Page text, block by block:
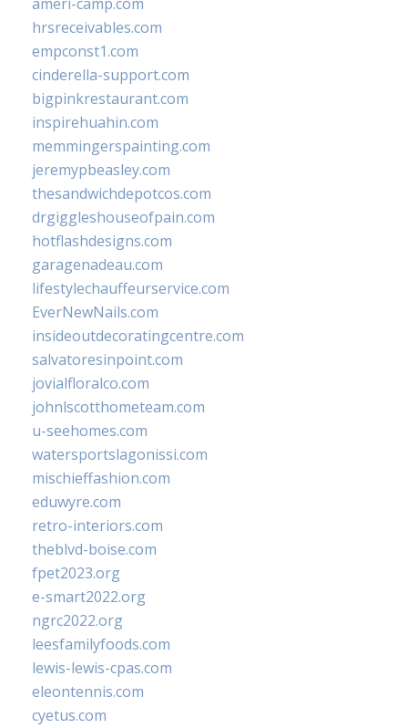
hrsreceivables.com
empconst1.com
cinderella-support.com
bigpinkrestaurant.com
inspirehuahin.com
memmingerspainting.com
jeremypbeasley.com
thesandwichdepotcos.com
drgiggleshouseofpain.com
hotflashdesigns.com
garagenadeau.com
lifestylechauffeurservice.com
EverNewNails.com
insideoutdecoratingcentre.com
salvatoresinpoint.com
jovialfloralco.com
johnlscotthometeam.com
u-seehomes.com
watersportslagonissi.com
mischieffashion.com
eduwyre.com
retro-interiors.com
theblvd-boise.com
fpet2023.org
e-smart2022.org
ngrc2022.org
leesfamilyfoods.com
lewis-lewis-cpas.com
eleontennis.com
cyetus.com